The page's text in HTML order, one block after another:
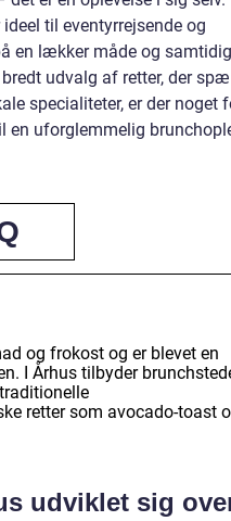
til eventyrrejsende og
en lækker måde og samtidig
udvalg af retter, der
specialiteter, er der noget
uforglemmelig
og frokost og er blevet en
I Århus tilbyder
retter som avocado-toast
udviklet sig